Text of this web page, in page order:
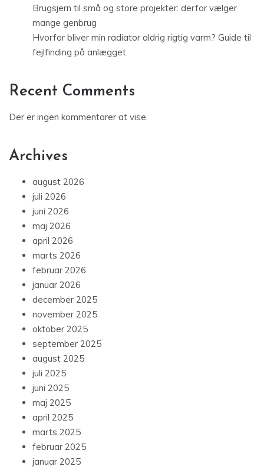
Brugsjern til små og store projekter: derfor vælger
mange genbrug
Hvorfor bliver min radiator aldrig rigtig varm? Guide til
fejlfinding på anlægget.
Recent Comments
Der er ingen kommentarer at vise.
Archives
august 2026
juli 2026
juni 2026
maj 2026
april 2026
marts 2026
februar 2026
januar 2026
december 2025
november 2025
oktober 2025
september 2025
august 2025
juli 2025
juni 2025
maj 2025
april 2025
marts 2025
februar 2025
januar 2025